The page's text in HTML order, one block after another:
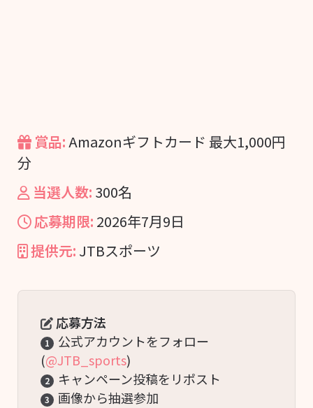
賞品:Amazonギフトカード 最大1,000円
分
当選人数: 300名
応募期限: 2026年7月9日
提供元: JTBスポーツ
応募方法
1
公式アカウントをフォロー
(@JTB_sports)
2 キャンペーン投稿をリポスト
3 画像から抽選参加